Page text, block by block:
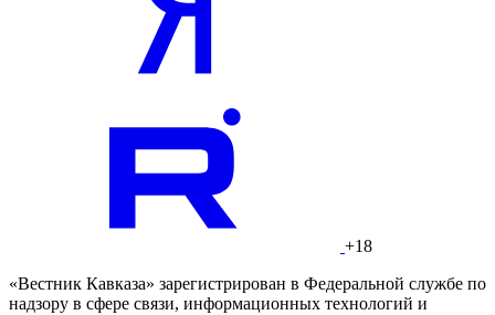
+18
«Вестник Кавказа» зарегистрирован в Федеральной службе по
надзору в сфере связи, информационных технологий и